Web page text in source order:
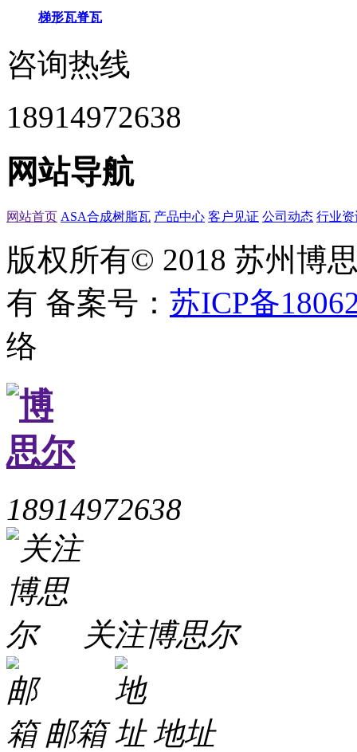
梯形瓦脊瓦
咨询热线
18914972638
网站导航
网站首页 ASA合成树脂瓦 产品中心 客户见证 公司动态 行业资
版权所有© 2018 苏州博
有 备案号： 苏ICP备
络
18914972638
关注博思尔
邮箱
地址